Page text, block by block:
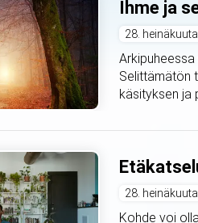
Ihme ja
28.
Selittämätön
käsityksen ja
28.
Kohde voi